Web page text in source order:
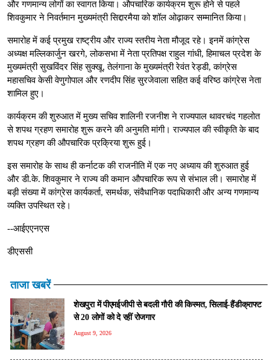
और गणमान्य लोगों का स्वागत किया। औपचारिक कार्यक्रम शुरू होने से पहले
शिवकुमार ने निवर्तमान मुख्यमंत्री सिद्दारमैया को शॉल ओढ़ाकर सम्मानित किया।
समारोह में कई प्रमुख राष्ट्रीय और राज्य स्तरीय नेता मौजूद रहे। इनमें कांग्रेस
अध्यक्ष मल्लिकार्जुन खरगे, लोकसभा में नेता प्रतिपक्ष राहुल गांधी, हिमाचल प्रदेश के
मुख्यमंत्री सुखविंदर सिंह सुक्खू, तेलंगाना के मुख्यमंत्री रेवंत रेड्डी, कांग्रेस
महासचिव केसी वेणुगोपाल और रणदीप सिंह सुरजेवाला सहित कई वरिष्ठ कांग्रेस नेता
शामिल हुए।
कार्यक्रम की शुरुआत में मुख्य सचिव शालिनी रजनीश ने राज्यपाल थावरचंद गहलोत
से शपथ ग्रहण समारोह शुरू करने की अनुमति मांगी। राज्यपाल की स्वीकृति के बाद
शपथ ग्रहण की औपचारिक प्रक्रिया शुरू हुई।
इस समारोह के साथ ही कर्नाटक की राजनीति में एक नए अध्याय की शुरुआत हुई
और डी.के. शिवकुमार ने राज्य की कमान औपचारिक रूप से संभाल ली। समारोह में
बड़ी संख्या में कांग्रेस कार्यकर्ता, समर्थक, संवैधानिक पदाधिकारी और अन्य गणमान्य
व्यक्ति उपस्थित रहे।
--आईएएनएस
डीएससी
ताजा खबरें
शेखपुरा में पीएमईजीपी से बदली गौरी की किस्मत, सिलाई-हैंडीक्राफ्ट
से 20 लोगों को दे रहीं रोजगार
August 9, 2026